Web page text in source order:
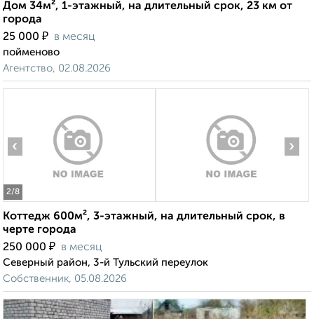
Дом 34м², 1-этажный, на длительный срок, 23 км от
города
25 000 ₽ в месяц
пойменово
Агентство, 02.08.2026
2/8
‹ ›
Коттедж 600м², 3-этажный, на длительный срок, в
черте города
250 000 ₽ в месяц
Северный район, 3-й Тульский переулок
Собственник, 05.08.2026